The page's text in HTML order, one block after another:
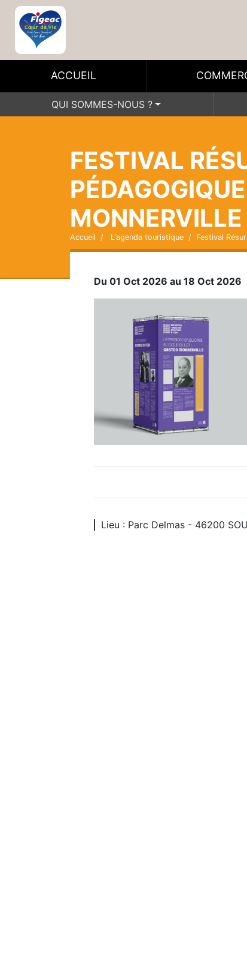
ACCUEIL
QUI SOMMES-NOUS ?
FESTIVAL
MONNERVILLE
Accueil L'agenda touristique Festival
Du 01 Oct 2026 au 18 Oct 2026
Lieu : Parc Delmas - 46200